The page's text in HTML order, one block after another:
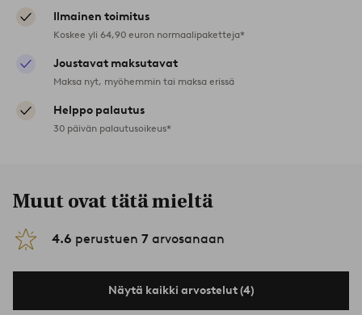
Ilmainen toimitus
Koskee yli 64,90 euron normaalipaketteja*
Joustavat maksutavat
Maksa nyt, myöhemmin tai maksa erissä
Helppo palautus
30 päivän palautusoikeus*
Muut ovat tätä mieltä
4.6 perustuen 7 arvosanaan
Näytä kaikki arvostelut (4)